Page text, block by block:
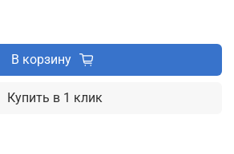
В корзину
Купить в 1 клик